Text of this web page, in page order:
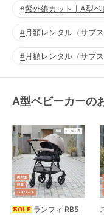
紫外線カット｜A型ベ
月額レンタル（サブ
月額レンタル（サブ
A型ベビーカーの
ランフィ RB5